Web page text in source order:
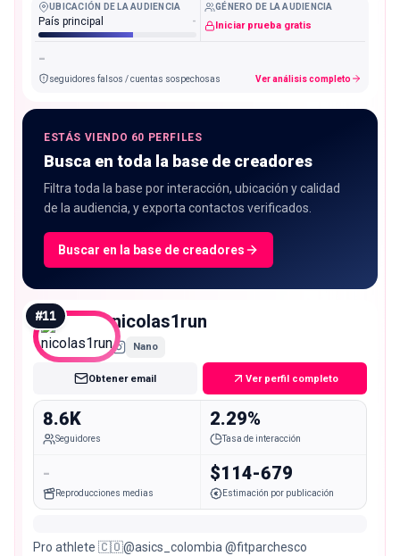
UBICACIÓN DE LA AUDIENCIA
País principal -
GÉNERO DE LA AUDIENCIA
Iniciar prueba gratis
-
seguidores falsos / cuentas sospechosas Ver análisis completo
ESTÁS VIENDO 60 PERFILES
Busca en toda la base de creadores
Filtra toda la base por interacción, ubicación y calidad
de la audiencia, y exporta contactos verificados.
Buscar en la base de creadores
#11 nicolas1run
Nano
Obtener email Ver perfil completo
8.6K
Seguidores
2.29%
Tasa de interacción
-
Reproducciones medias
$114-679
Estimación por publicación
Pro athlete 🇨🇴@asics_colombia @fitparchesco